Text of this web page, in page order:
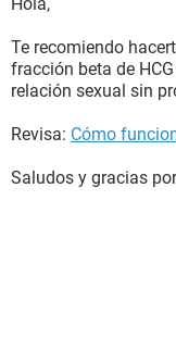
Te recomiendo
fracción beta de
relación sexual sin
Revisa: Cómo
Saludos y gracias